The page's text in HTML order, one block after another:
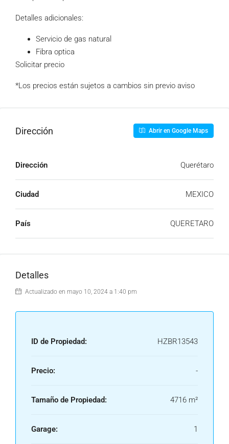
Detalles adicionales:
Servicio de gas natural
Fibra optica
Solicitar precio
*Los precios están sujetos a cambios sin previo aviso
Dirección Abrir en Google Maps
Dirección Querétaro
Ciudad MEXICO
País QUERETARO
Detalles
Actualizado en mayo 10, 2024 a 1:40 pm
ID de Propiedad: HZBR13543
Precio: -
Tamaño de Propiedad: 4716 m²
Garage: 1